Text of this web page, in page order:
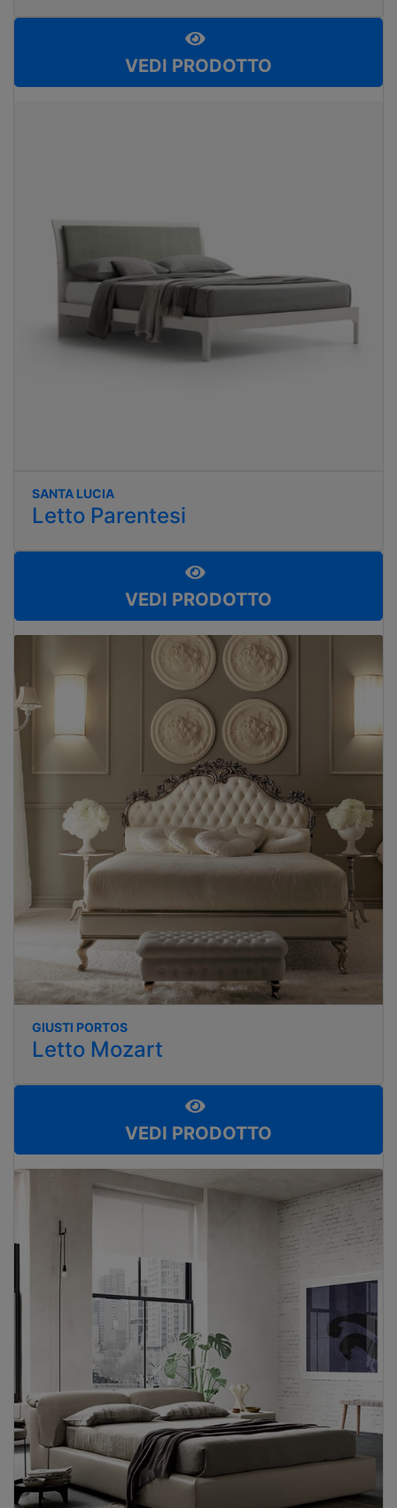
VEDI PRODOTTO
SANTA LUCIA
Letto Parentesi
VEDI PRODOTTO
GIUSTI PORTOS
Letto Mozart
VEDI PRODOTTO